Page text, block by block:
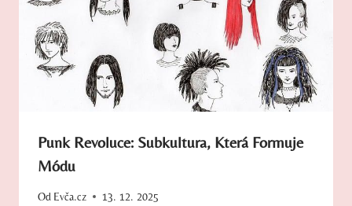
Punk Revoluce: Subkultura, Která Formuje
Módu
Od Evča.cz 13. 12. 2025